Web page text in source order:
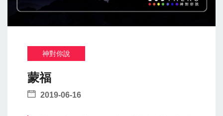
神對你說
蒙福
2019-06-16